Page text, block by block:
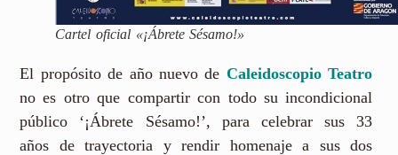
Cartel oficial «¡Ábrete Sésamo!»
El propósito de año nuevo de Caleidoscopio Teatro
no es otro que compartir con todo su incondicional
público ‘¡Ábrete Sésamo!’, para celebrar sus 33
años de trayectoria y rendir homenaje a sus dos